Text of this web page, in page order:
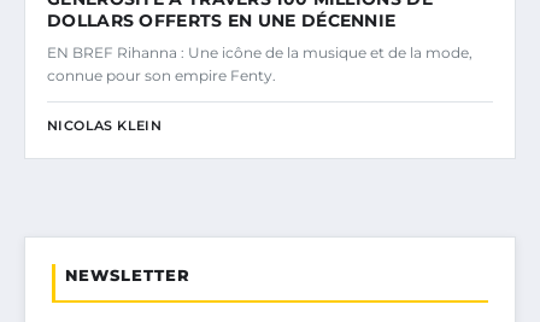
DOLLARS OFFERTS EN UNE DÉCENNIE
EN BREF Rihanna : Une icône de la musique et de la mode,
connue pour son empire Fenty.
NICOLAS KLEIN
NEWSLETTER